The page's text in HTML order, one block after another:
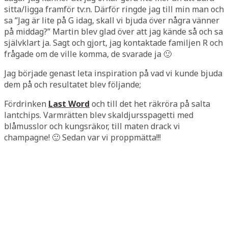
sitta/ligga framför tv:n. Därför ringde jag till min man och
sa ”Jag är lite på G idag, skall vi bjuda över några vänner
på middag?” Martin blev glad över att jag kände så och sa
självklart ja. Sagt och gjort, jag kontaktade familjen R och
frågade om de ville komma, de svarade ja 🙂
Jag började genast leta inspiration på vad vi kunde bjuda
dem på och resultatet blev följande;
Fördrinken Last Word och till det het räkröra på salta
lantchips. Varmrätten blev skaldjursspagetti med
blåmusslor och kungsräkor, till maten drack vi
champagne! 🙂 Sedan var vi proppmätta!!!